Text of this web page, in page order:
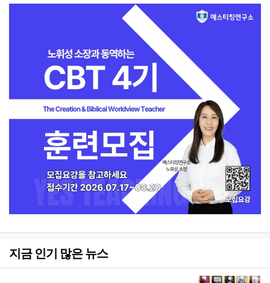
지금 인기 많은 뉴스